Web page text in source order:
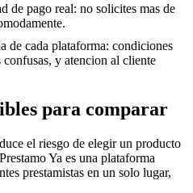
de pago real: no solicites mas de
de cada plataforma: condiciones
confusas, y atencion al cliente
para comparar
el riesgo de elegir un producto
Ya es una plataforma
prestamistas en un solo lugar,